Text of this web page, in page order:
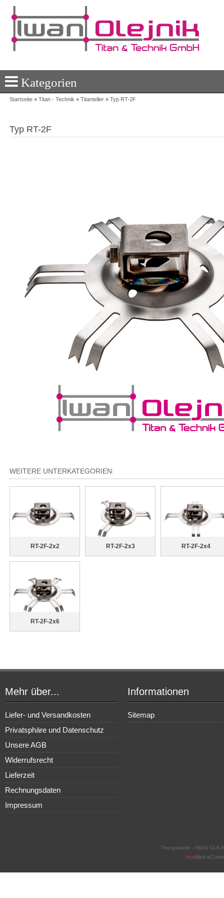
Kategorien
Startseite »Titan - Technik »Titanteller »Typ RT-2F
Typ RT-2F
WEITERE UNTERKATEGORIEN:
RT-2F-2x2 RT-2F-2x3 RT-2F-2x4
RT-2F-2x6
Mehr über...
Liefer- und Versandkosten
Privatsphäre und Datenschutz
Unsere AGB
Widerrufsrecht
Lieferzeit
Rechnungsdaten
Impressum
Informationen
Sitemap
Titangestelle - IWAN
modified